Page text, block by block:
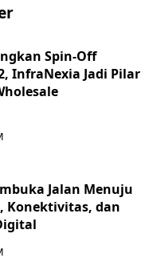
Spin-Off
InfraNexia Jadi Pilar
Jalan Menuju
Konektivitas, dan